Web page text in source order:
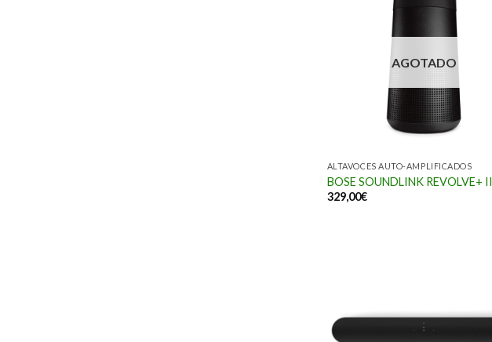
AGOTADO
ALTAVOCES AUTO-AMPLIFICADOS
BOSE SOUNDLINK REVOLVE+ II
329,00€